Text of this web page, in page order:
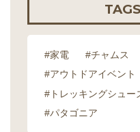
TAGS
#家電 #チャムス
#アウトドアイベント
#トレッキングシュー
#パタゴニア